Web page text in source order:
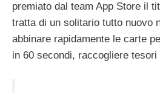
premiato dal team App Store il
tratta di un solitario tutto nuovo
abbinare rapidamente le carte
in 60 secondi, raccogliere